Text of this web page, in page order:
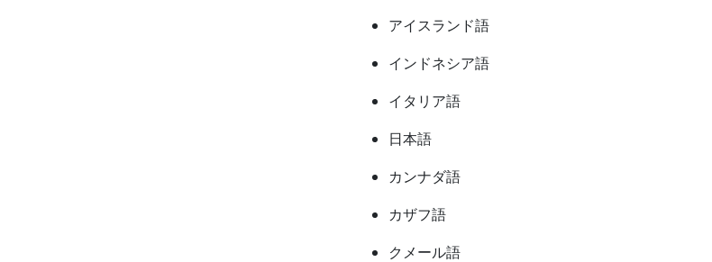
アイスランド語
インドネシア語
イタリア語
日本語
カンナダ語
カザフ語
クメール語